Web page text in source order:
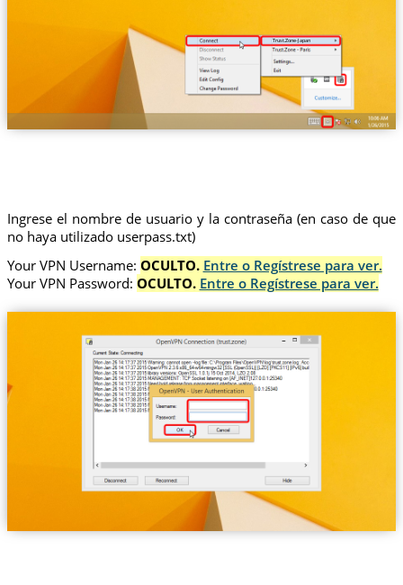
Trust.Zone-Japan
Ingrese el nombre de usuario y la contraseña (en caso de que
no haya utilizado userpass.txt)
Your VPN Username: OCULTO. Entre o Regístrese para ver.
Your VPN Password: OCULTO. Entre o Regístrese para ver.